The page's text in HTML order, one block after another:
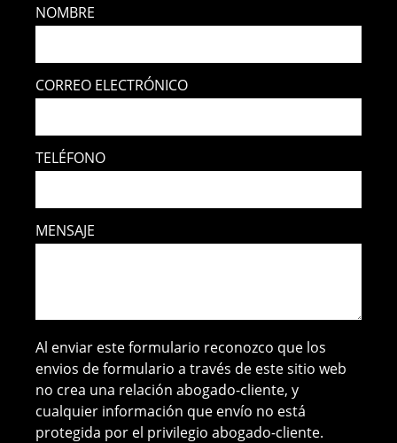
NOMBRE
CORREO ELECTRÓNICO
TELÉFONO
MENSAJE
Al enviar este formulario reconozco que los
envios de formulario a través de este sitio web
no crea una relación abogado-cliente, y
cualquier información que envío no está
protegida por el privilegio abogado-cliente.